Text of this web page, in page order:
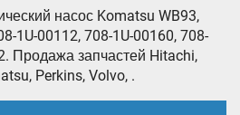
насос Komatsu WB93,
1U-00112, 708-1U-00160, 708-
Продажа запчастей Hitachi,
Perkins, Volvo, .